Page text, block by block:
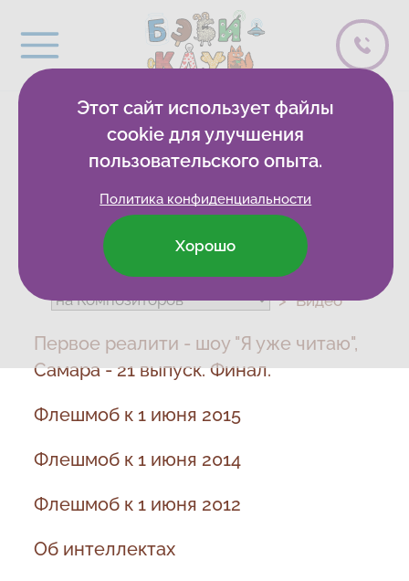
ВИДЕОБЛОГ
Бэби-клуб Развивающие клубы
Видео
Первое реалити - шоу "Я уже читаю",
Самара - 21 выпуск. Финал.
Флешмоб к 1 июня 2015
Флешмоб к 1 июня 2014
Флешмоб к 1 июня 2012
Об интеллектах
Этот сайт использует файлы
cookie для улучшения
пользовательского опыта.
Политика конфиденциальности
Хорошо